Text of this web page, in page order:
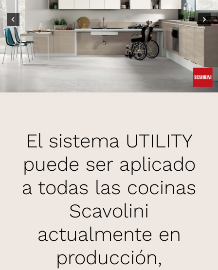
El sistema UTILITY
puede ser aplicado
a todas las cocinas
Scavolini
actualmente en
producción,